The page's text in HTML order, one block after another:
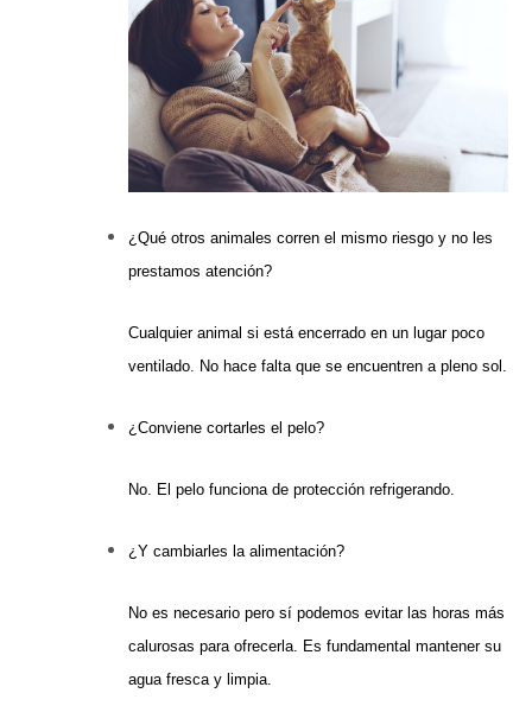
¿Qué otros animales corren el mismo riesgo y no les
prestamos atención?
Cualquier animal si está encerrado en un lugar poco
ventilado. No hace falta que se encuentren a pleno sol.
¿Conviene cortarles el pelo?
No. El pelo funciona de protección refrigerando.
¿Y cambiarles la alimentación?
No es necesario pero sí podemos evitar las horas más
calurosas para ofrecerla. Es fundamental mantener su
agua fresca y limpia.